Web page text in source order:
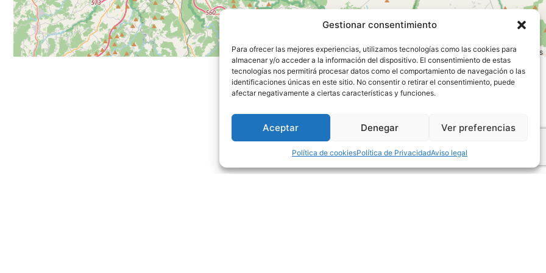
Gestionar consentimiento
Para ofrecer las mejores experiencias, utilizamos tecnologías como las cookies para
almacenar y/o acceder a la información del dispositivo. El consentimiento de estas
tecnologías nos permitirá procesar datos como el comportamiento de navegación o las
identificaciones únicas en este sitio. No consentir o retirar el consentimiento, puede
afectar negativamente a ciertas características y funciones.
Aceptar Denegar Ver preferencias
Política de cookiesPolítica de PrivacidadAviso legal
Leaflet|©OpenStreetMap contributors